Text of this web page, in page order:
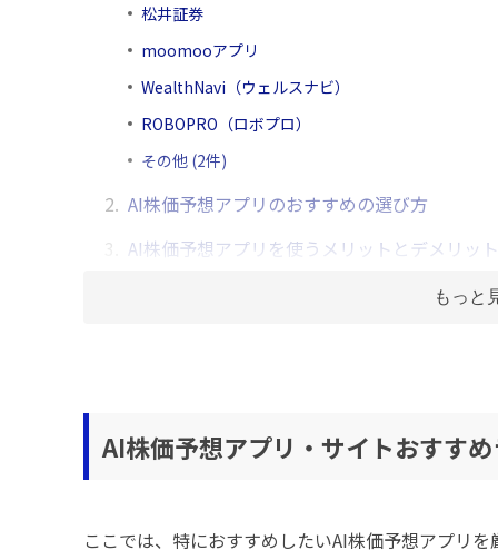
松井証券
moomooアプリ
WealthNavi（ウェルスナビ）
ROBOPRO（ロボプロ）
その他 (2件)
2. AI株価予想アプリのおすすめの選び方
3.
AI株価予想アプリを使うメリットとデメリット
もっと
AI株価予想アプリ・サイトおすす
ここでは、特におすすめしたいAI株価予想アプリ